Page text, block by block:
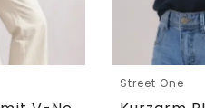
Street One